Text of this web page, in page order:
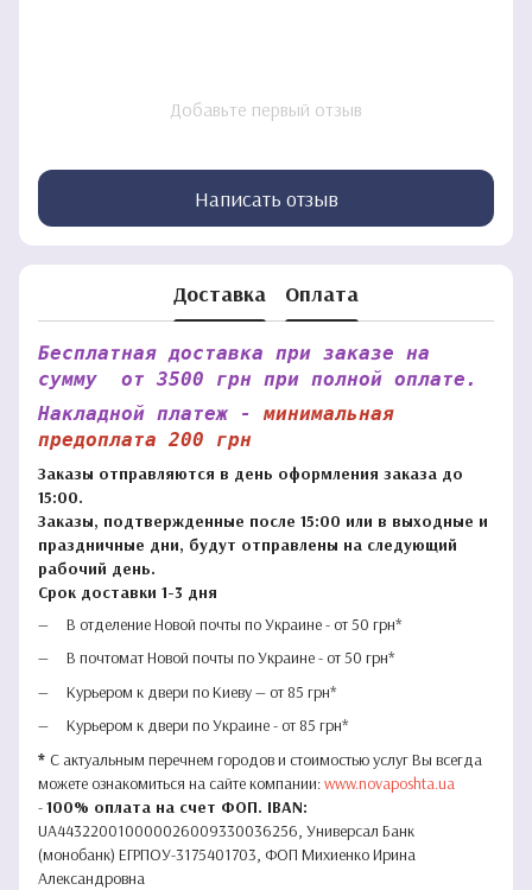
Добавьте первый отзыв
Написать отзыв
Доставка Оплата
Бесплатная доставка при заказе на
сумму от 3500 грн при полной оплате.
Накладной платеж - минимальная
предоплата 200 грн
Заказы отправляются в день оформления заказа до
15:00.
Заказы, подтвержденные после 15:00 или в выходные и
праздничные дни, будут отправлены на следующий
рабочий день.
Срок доставки 1-3 дня
В отделение Новой почты по Украине - от 50 грн*
В почтомат Новой почты по Украине - от 50 грн*
Курьером к двери по Киеву — от 85 грн*
Курьером к двери по Украине - от 85 грн*
* С актуальным перечнем городов и стоимостью услуг Вы всегда
можете ознакомиться на сайте компании:www.novaposhta.ua
-100% оплата на счет ФОП. IBAN:
UA443220010000026009330036256, Универсал Банк
(монобанк) ЕГРПОУ-3175401703, ФОП Михиенко Ирина
Александровна